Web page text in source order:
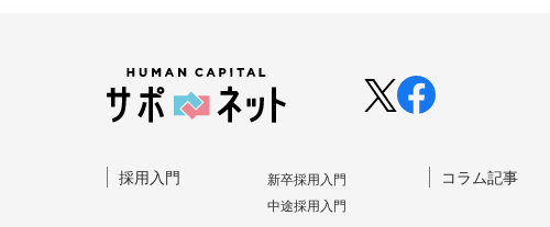
採⽤⼊⾨
新卒採⽤⼊⾨
中途採⽤⼊⾨
コラム記事